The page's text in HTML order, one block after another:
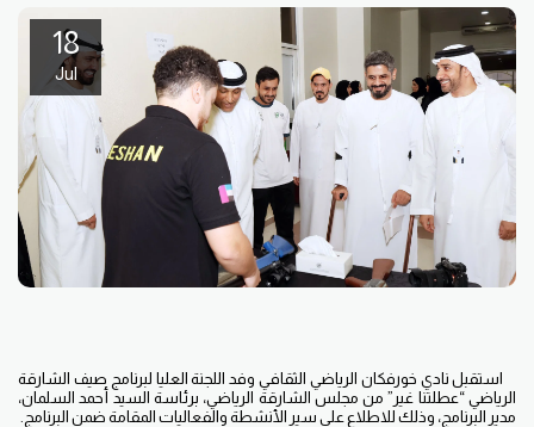
18
Jul
استقبل نادي خورفكان الرياضي الثقافي وفد اللجنة العليا لبرنامج صيف الشارقة
الرياضي “عطلتنا غير” من مجلس الشارقة الرياضي، برئاسة السيد أحمد السلمان،
مدير البرنامج، وذلك للاطلاع على سير الأنشطة والفعاليات المقامة ضمن البرنامج.